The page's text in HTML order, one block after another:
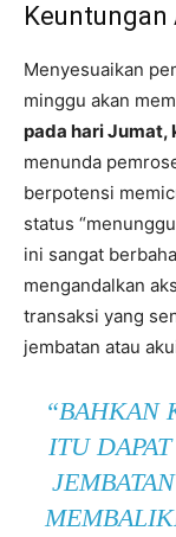
Keuntungan
Menyesuaikan
minggu akan
pada hari Jumat,
menunda
berpotensi
status
ini sangat
mengandalkan
transaksi yang
jembatan atau
“BAHKAN
ITU